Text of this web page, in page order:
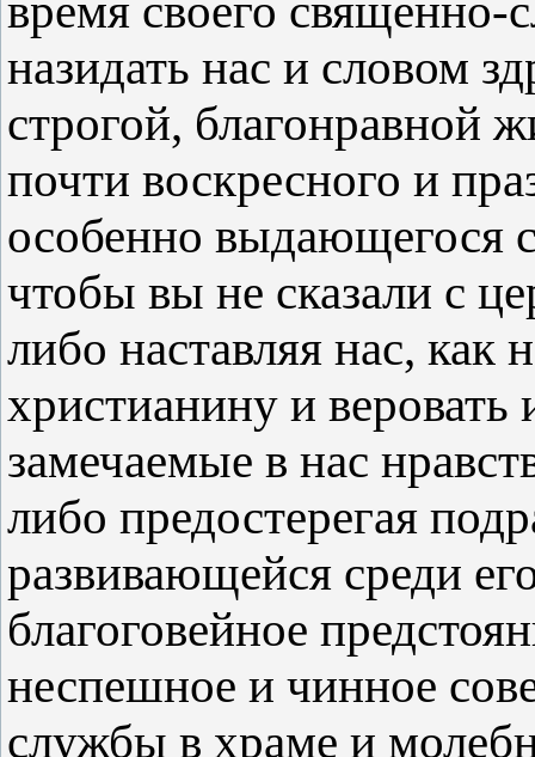
время своего священно-
назидать нас и словом
строгой, благонравной
почти воскресного и
особенно выдающегося
чтобы вы не сказали с
либо наставляя нас, как
христианину и
замечаемые в нас
либо предостерегая
развивающейся среди
благоговейное
неспешное и чинное
службы в храме и